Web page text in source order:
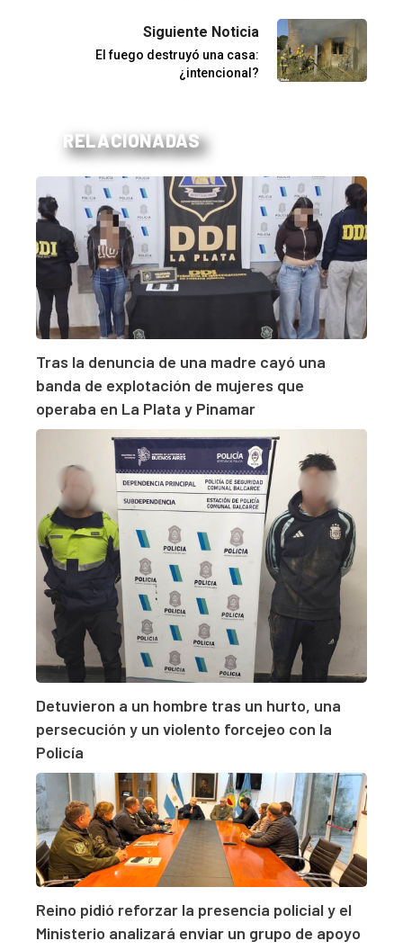
Siguiente Noticia
El fuego destruyó una casa:
¿intencional?
RELACIONADAS
Tras la denuncia de una madre cayó una
banda de explotación de mujeres que
operaba en La Plata y Pinamar
Detuvieron a un hombre tras un hurto, una
persecución y un violento forcejeo con la
Policía
Reino pidió reforzar la presencia policial y el
Ministerio analizará enviar un grupo de apoyo